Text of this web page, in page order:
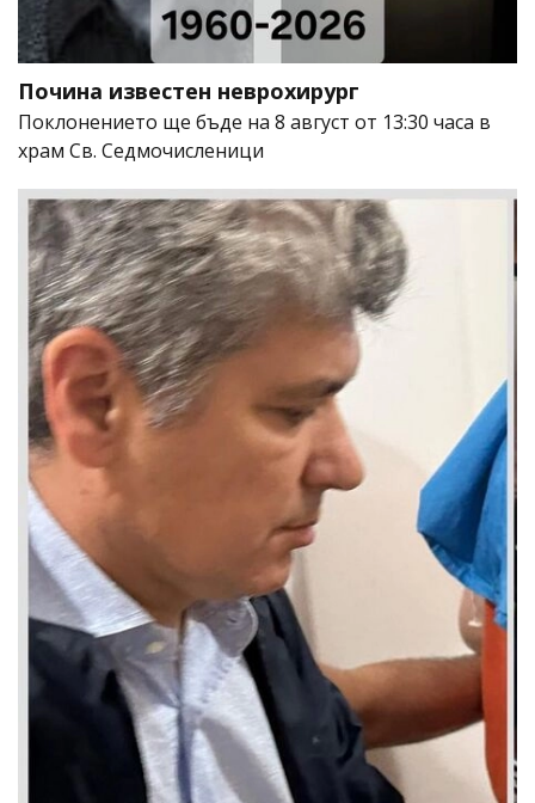
Почина известен неврохирург
Поклонението ще бъде на 8 август от 13:30 часа в
храм Св. Седмочисленици